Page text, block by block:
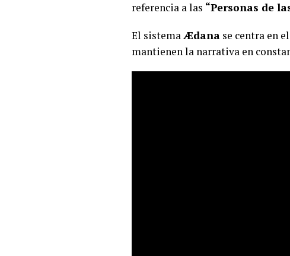
referencia a las “Personas de
El sistemaÆdana se centra en
mantienen la narrativa en